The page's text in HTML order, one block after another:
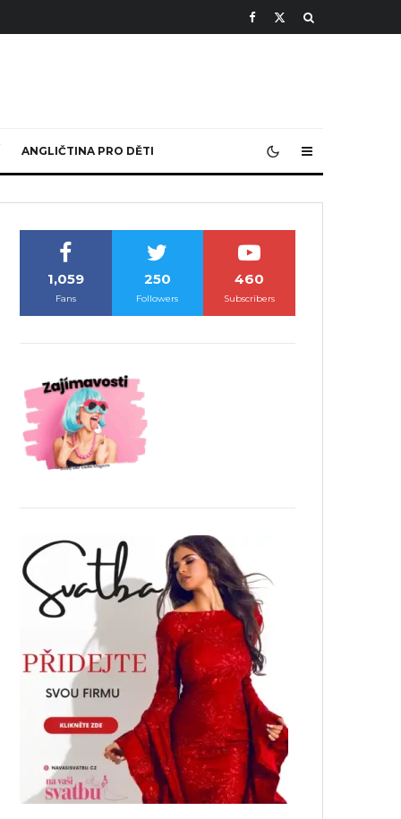
ANGLIČTINA PRO DĚTI
1,059
Fans
250
Followers
460
Subscribers